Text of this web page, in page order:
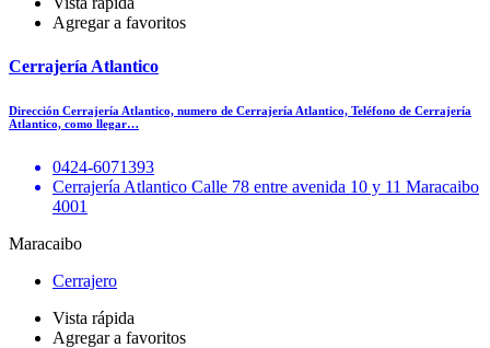
Agregar a favoritos
Cerrajería Atlantico
Dirección Cerrajería Atlantico, numero de Cerrajería Atlantico, Teléfono de Cerrajería
Atlantico, como llegar…
0424-6071393
Cerrajería Atlantico Calle 78 entre avenida 10 y 11 Maracaibo
4001
Maracaibo
Cerrajero
Vista rápida
Agregar a favoritos